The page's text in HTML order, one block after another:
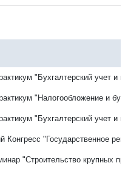
"Бухгалтерский учет
"Налогообложение и
"Бухгалтерский учет и
Конгресс "Государственное
"Строительство крупных